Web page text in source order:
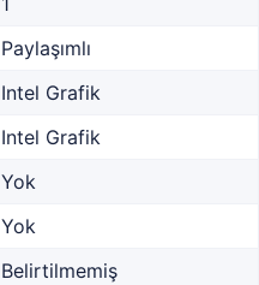
Paylaşımlı
Intel Grafik
Intel Grafik
Yok
Yok
Belirtilmemiş